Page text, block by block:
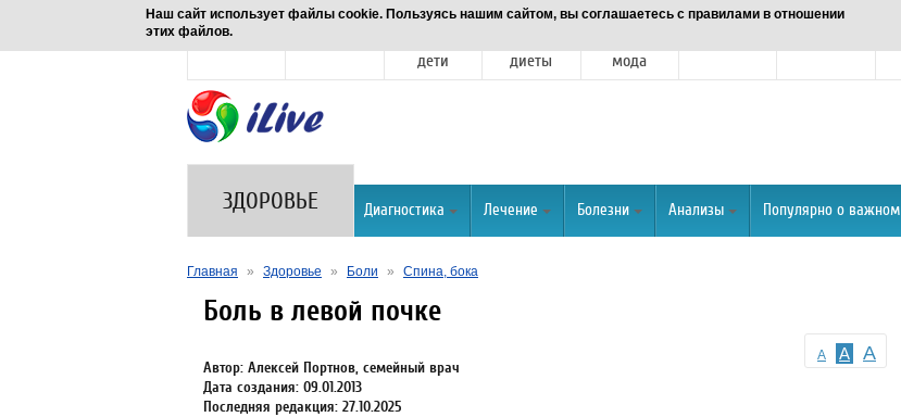
Наш сайт использует файлы cookie. Пользуясь нашим сайтом, вы соглашаетесь с правилами в отношении
этих файлов.Новости
дети
диеты
мода
ЗДОРОВЬЕ Диагностика Лечение Болезни Анализы Популярно о важном
Главная » Здоровье » Боли » Спина, бока
A A A
Боль в левой почке
Автор: Алексей Портнов, семейный врач
Дата создания: 09.01.2013
Последняя редакция: 27.10.2025